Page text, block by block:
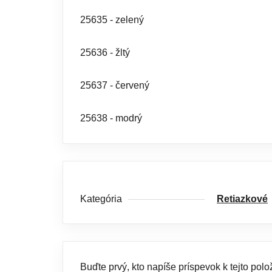
25635 - zelený
25636 - žltý
25637 - červený
25638 - modrý
Kategória Retiazkové
Buďte prvý, kto napíše príspevok k tejto